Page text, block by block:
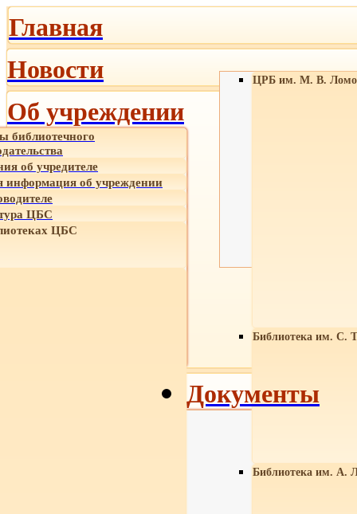
Главная
Новости
Об учреждении
библиотечного
об учредителе
об учреждении
ЦБС
ЦБС
ЦРБ им. М. В.
Библиотека им. С.
Библиотека им. А.
Документы